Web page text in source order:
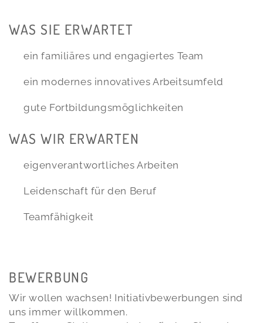
WAS SIE ERWARTET
ein familiäres und engagiertes Team
ein modernes innovatives Arbeitsumfeld
gute Fortbildungsmöglichkeiten
WAS WIR ERWARTEN
eigenverantwortliches Arbeiten
Leidenschaft für den Beruf
Teamfähigkeit
BEWERBUNG
Wir wollen wachsen! Initiativbewerbungen sind
uns immer willkommen.